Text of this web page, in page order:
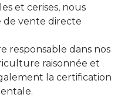
et cerises, nous
de vente directe
responsable dans nos
raisonnée et
la certification